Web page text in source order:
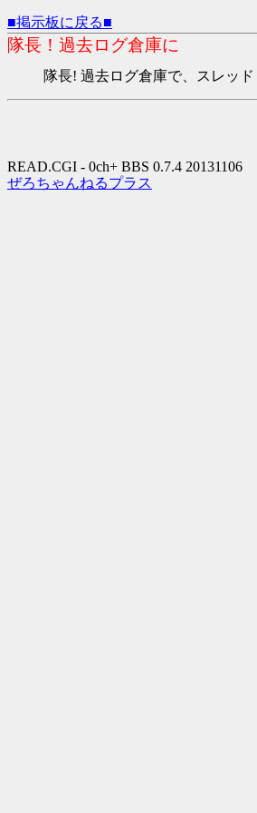
■掲示板に戻る■
隊長！過去ログ倉庫に
隊長! 過去ログ倉庫で、スレッド
READ.CGI - 0ch+ BBS 0.7.4 20131106
ぜろちゃんねるプラス